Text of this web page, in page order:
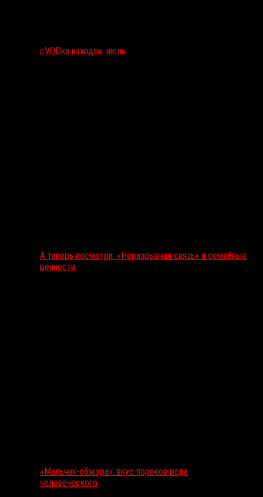
сVODка находок: июль
А теперь посмотри: «Неразрывная связь» и семейные
ценности
«Мальчик-обжора»: вкус пороков рода
человеческого